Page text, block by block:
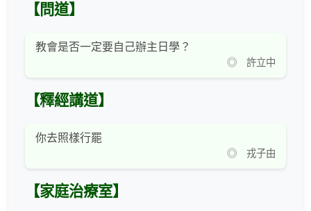
【問道】
教會是否一定要自己辦主日學？
◎ 許立中
【釋經講道】
你去照樣行罷
◎ 戎子由
【家庭治療室】